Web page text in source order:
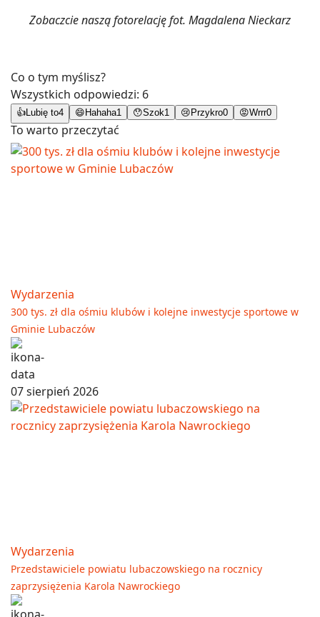
Zobaczcie naszą fotorelację fot. Magdalena Nieckarz
Co o tym myślisz?
Wszystkich odpowiedzi: 6
👍 Lubię to4 😄 Hahaha1 😯Szok1 😢 Przykro0 😡Wrrr0
To warto przeczytać
Wydarzenia
300 tys. zł dla ośmiu klubów i kolejne inwestycje sportowe w
Gminie Lubaczów
07 sierpień 2026
Wydarzenia
Przedstawiciele powiatu lubaczowskiego na rocznicy
zaprzysiężenia Karola Nawrockiego